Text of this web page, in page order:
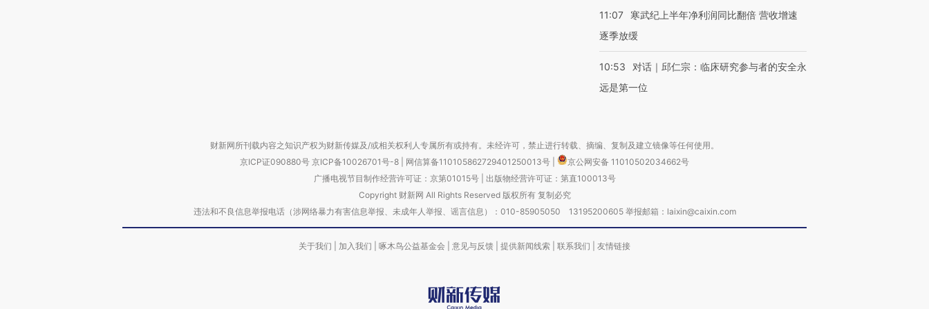
11:07
寒武纪上半年净利润同比翻倍 营收增速
逐季放缓
10:53
对话｜邱仁宗：临床研究参与者的安全永
远是第一位
财新网所刊载内容之知识产权为财新传媒及/或相关权利人专属所有或持有。未经许可，禁止进行转载、摘编、复制及建立镜像等任何使用。
京ICP证090880号 京ICP备10026701号-8 网信算备110105862729401250013号
京公网安备 11010502034662号
广播电视节目制作经营许可证：京第01015号| 出版物经营许可证：第直100013号
Copyright 财新网 All Rights Reserved 版权所有 复制必究
违法和不良信息举报电话（涉网络暴力有害信息举报、未成年人举报、谣言信息）：010-85905050 13195200605 举报邮箱：laixin@caixin.com
关于我们 加入我们 啄木鸟公益基金会 意见与反馈 提供新闻线索 联系我们 友情链接